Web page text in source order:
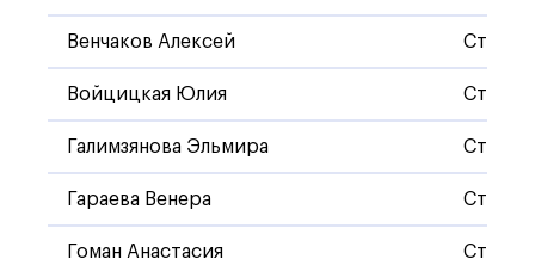
Венчаков Алексей
Войцицкая Юлия
Галимзянова Эльмира
Гараева Венера
Гоман Анастасия